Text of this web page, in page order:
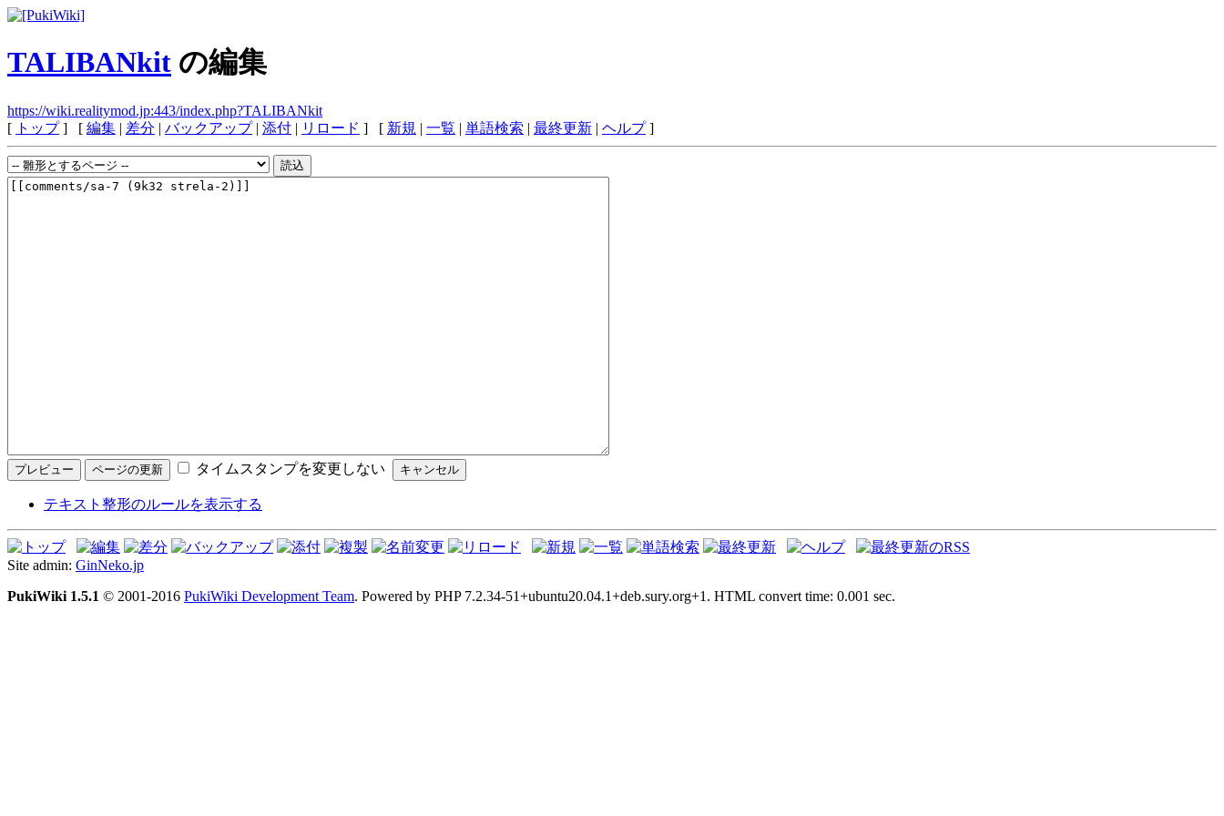
TALIBANkit の編集
https://wiki.realitymod.jp:443/index.php?TALIBANkit
[ トップ] [ 編集 | 差分 | バックアップ| 添付 | リロード ] [ 新規 | 一覧 | 単語検索 | 最終更新 | ヘルプ]
タイムスタンプを変更しない
テキスト整形のルールを表示する
Site admin: GinNeko.jp
PukiWiki 1.5.1 © 2001-2016 PukiWiki Development Team. Powered by PHP 7.2.34-51+ubuntu20.04.1+deb.sury.org+1. HTML convert time: 0.001 sec.